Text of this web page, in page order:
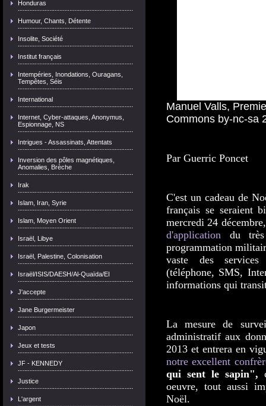
Honduras
Humour, Chants, Détente
Insolite, Société
Institut français
Intempéries, Inondations, Ouragans,
Tempêtes, Séis
International
Internet, Cyber-attaques, Anonymus,
Espionnage, NS
Intrigues - Assassinats, Attentats
Inversion des pôles magnétiques,
Anomalies, Brèche
Irak
Islam, Iran, Syrie
Islam, Moyen Orient
Israël, Libye
Israël, Palestine, Colonisation
Israël/ISIS/DAESH/Al-Quaïda/EI
J'accepte
Jane Burgermeister
Japon
Jeux et tests
JF - KENNEDY
Justice
L'argent
Manuel Valls,
Commons by-nc-sa
Par Guerric Poncet
C'est un cadeau de
français se seraient
mercredi 24
d'application du
programmation
vaste des
(téléphone, SMS,
informations qui
La mesure de
administratif aux
2013 et entrera en
notre excellent
qui sent le sapin",
oeuvre, tout aussi
Noël.